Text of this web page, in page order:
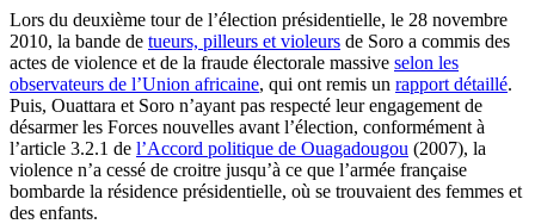
Lors du deuxième tour de l’élection présidentielle, le 28 novembre
2010, la bande de tueurs, pilleurs et violeurs de Soro a commis des
actes de violence et de la fraude électorale massive selon les
observateurs de l’Union africaine, qui ont remis un rapport détaillé.
Puis, Ouattara et Soro n’ayant pas respecté leur engagement de
désarmer les Forces nouvelles avant l’élection, conformément à
l’article 3.2.1 de l’Accord politique de Ouagadougou (2007), la
violence n’a cessé de croitre jusqu’à ce que l’armée française
bombarde la résidence présidentielle, où se trouvaient des femmes et
des enfants.